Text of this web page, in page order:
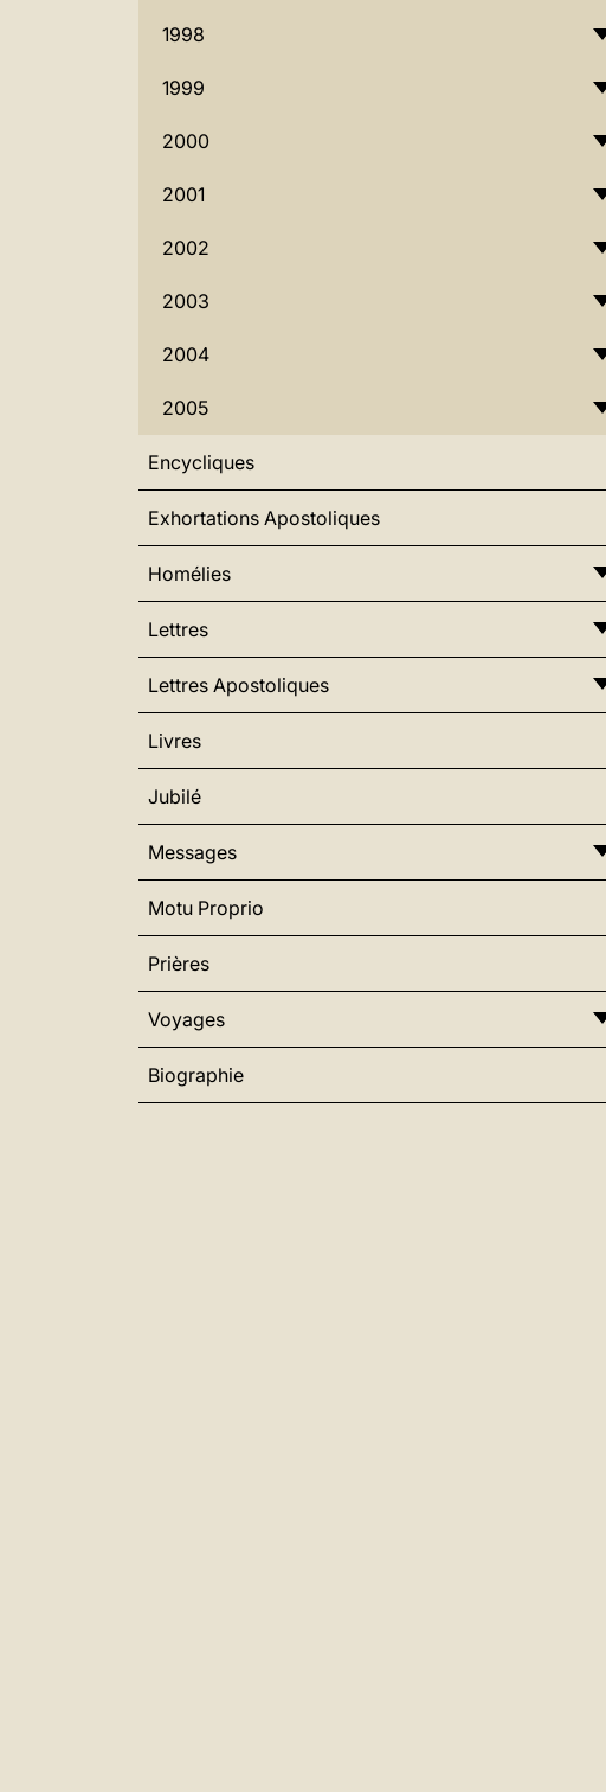
1998
1999
2000
2001
2002
2003
2004
2005
Encycliques
Exhortations Apostoliques
Homélies
Lettres
Lettres Apostoliques
Livres
Jubilé
Messages
Motu Proprio
Prières
Voyages
Biographie